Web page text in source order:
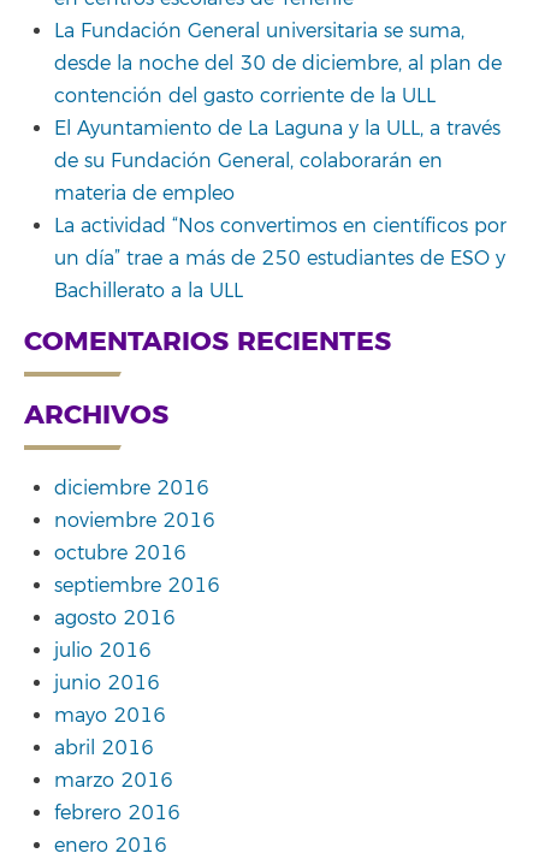
La Fundación General universitaria se suma,
desde la noche del 30 de diciembre, al plan de
contención del gasto corriente de la ULL
El Ayuntamiento de La Laguna y la ULL, a través
de su Fundación General, colaborarán en
materia de empleo
La actividad “Nos convertimos en científicos por
un día” trae a más de 250 estudiantes de ESO y
Bachillerato a la ULL
COMENTARIOS RECIENTES
ARCHIVOS
diciembre 2016
noviembre 2016
octubre 2016
septiembre 2016
agosto 2016
julio 2016
junio 2016
mayo 2016
abril 2016
marzo 2016
febrero 2016
enero 2016